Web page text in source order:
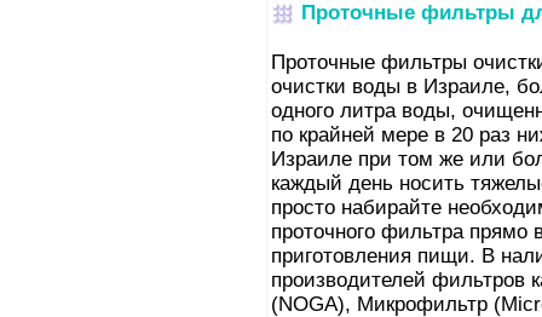
Проточные фильтры
Проточные фильтры
очистки воды в Израиле,
одного литра воды,
по крайней мере в 20 раз
Израиле при том же или
каждый день носить
просто набирайте
проточного фильтра прямо
приготовления пищи. В
производителей фильтров
(NOGA), Микрофильтр